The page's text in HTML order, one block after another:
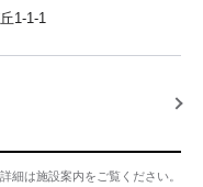
1-1-1
細は施設案内をご覧ください。